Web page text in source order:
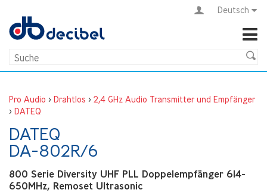
Deutsch
Pro Audio > Drahtlos > 2,4 GHz Audio Transmitter und Empfänger
> DATEQ
DATEQ
DA-802R/6
800 Serie Diversity UHF PLL Doppelempfänger 614-
650MHz, Remoset Ultrasonic